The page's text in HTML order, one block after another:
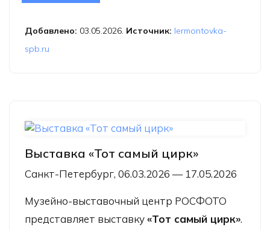
Добавлено: 03.05.2026. Источник: lermontovka-
spb.ru
Выставка «Тот самый цирк»
Санкт-Петербург, 06.03.2026 — 17.05.2026
Музейно-выставочный центр РОСФОТО
представляет выставку«Тот самый цирк».